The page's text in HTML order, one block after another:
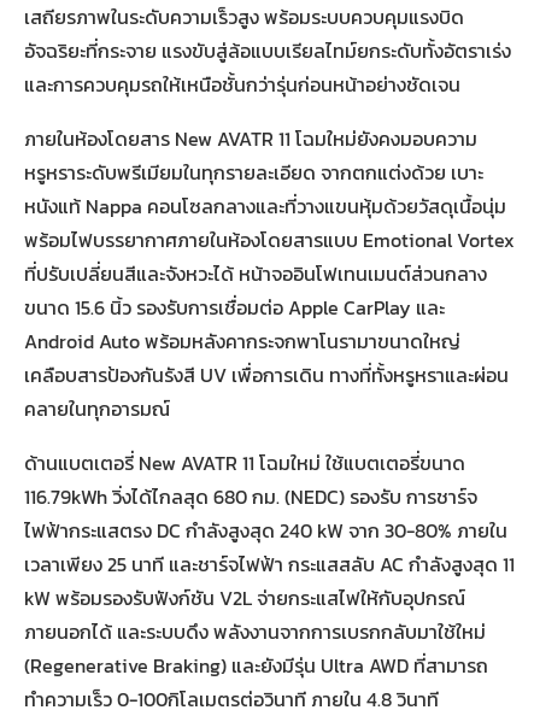
เสถียรภาพในระดับความเร็วสูง พร้อมระบบควบคุมแรงบิด
อัจฉริยะที่กระจาย แรงขับสู่ล้อแบบเรียลไทม์ยกระดับทั้งอัตราเร่ง
และการควบคุมรถให้เหนือชั้นกว่ารุ่นก่อนหน้าอย่างชัดเจน
ภายในห้องโดยสาร New AVATR 11 โฉมใหม่ยังคงมอบความ
หรูหราระดับพรีเมียมในทุกรายละเอียด จากตกแต่งด้วย เบาะ
หนังแท้ Nappa คอนโซลกลางและที่วางแขนหุ้มด้วยวัสดุเนื้อนุ่ม
พร้อมไฟบรรยากาศภายในห้องโดยสารแบบ Emotional Vortex
ที่ปรับเปลี่ยนสีและจังหวะได้ หน้าจออินโฟเทนเมนต์ส่วนกลาง
ขนาด 15.6 นิ้ว รองรับการเชื่อมต่อ Apple CarPlay และ
Android Auto พร้อมหลังคากระจกพาโนรามาขนาดใหญ่
เคลือบสารป้องกันรังสี UV เพื่อการเดิน ทางที่ทั้งหรูหราและผ่อน
คลายในทุกอารมณ์
ด้านแบตเตอรี่ New AVATR 11 โฉมใหม่ ใช้แบตเตอรี่ขนาด
116.79kWh วิ่งได้ไกลสุด 680 กม. (NEDC) รองรับ การชาร์จ
ไฟฟ้ากระแสตรง DC กำลังสูงสุด 240 kW จาก 30-80% ภายใน
เวลาเพียง 25 นาที และชาร์จไฟฟ้า กระแสสลับ AC กำลังสูงสุด 11
kW พร้อมรองรับฟังก์ชัน V2L จ่ายกระแสไฟให้กับอุปกรณ์
ภายนอกได้ และระบบดึง พลังงานจากการเบรกกลับมาใช้ใหม่
(Regenerative Braking) และยังมีรุ่น Ultra AWD ที่สามารถ
ทำความเร็ว 0-100กิโลเมตรต่อวินาที ภายใน 4.8 วินาที